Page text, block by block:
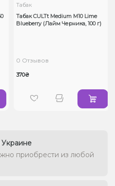
Табак
Табак CULTt Medium M10 Lime
Blueberry (Лайм Черника, 100 г)
0 Отзывов
370₴
Украине
приобрести из любой